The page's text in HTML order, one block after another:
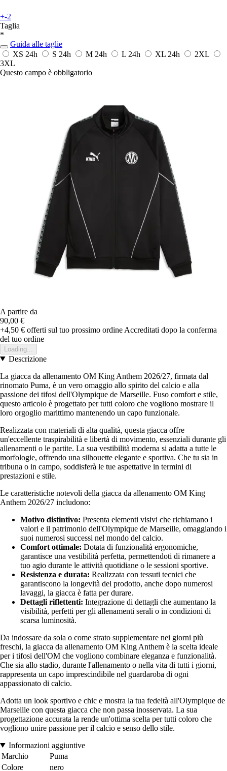
+-2
Taglia
*
Guida alle taglie
XS 24h S 24h M 24h L 24h XL 24h
2XL
3XL
Questo campo è obbligatorio
A partire da
90,00 €
+4,50 € offerti sul tuo prossimo ordine Accreditati dopo la conferma
del tuo ordine
Loading...
Descrizione
La giacca da allenamento OM King Anthem 2026/27, firmata dal
rinomato Puma, è un vero omaggio allo spirito del calcio e alla
passione dei tifosi dell'Olympique de Marseille. Fuso comfort e stile,
questo articolo è progettato per tutti coloro che vogliono mostrare il
loro orgoglio marittimo mantenendo un capo funzionale.
Realizzata con materiali di alta qualità, questa giacca offre
un'eccellente traspirabilità e libertà di movimento, essenziali durante gli
allenamenti o le partite. La sua vestibilità moderna si adatta a tutte le
morfologie, offrendo una silhouette elegante e sportiva. Che tu sia in
tribuna o in campo, soddisferà le tue aspettative in termini di
prestazioni e stile.
Le caratteristiche notevoli della giacca da allenamento OM King
Anthem 2026/27 includono:
Motivo distintivo: Presenta elementi visivi che richiamano i
valori e il patrimonio dell'Olympique de Marseille, omaggiando i
suoi numerosi successi nel mondo del calcio.
Comfort ottimale: Dotata di funzionalità ergonomiche,
garantisce una vestibilità perfetta, permettendoti di rimanere a
tuo agio durante le attività quotidiane o le sessioni sportive.
Resistenza e durata: Realizzata con tessuti tecnici che
garantiscono la longevità del prodotto, anche dopo numerosi
lavaggi, la giacca è fatta per durare.
Dettagli riflettenti: Integrazione di dettagli che aumentano la
visibilità, perfetti per gli allenamenti serali o in condizioni di
scarsa luminosità.
Da indossare da sola o come strato supplementare nei giorni più
freschi, la giacca da allenamento OM King Anthem è la scelta ideale
per i tifosi dell'OM che vogliono combinare eleganza e funzionalità.
Che sia allo stadio, durante l'allenamento o nella vita di tutti i giorni,
rappresenta un capo imprescindibile nel guardaroba di ogni
appassionato di calcio.
Adotta un look sportivo e chic e mostra la tua fedeltà all'Olympique de
Marseille con questa giacca che non passa inosservata. La sua
progettazione accurata la rende un'ottima scelta per tutti coloro che
vogliono unire passione per il calcio e senso dello stile.
Informazioni aggiuntive
Marchio
Puma
Colore
nero